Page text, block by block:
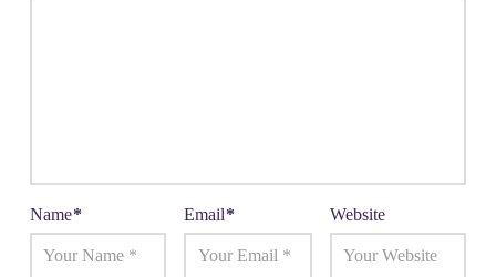
Name* Email* Website